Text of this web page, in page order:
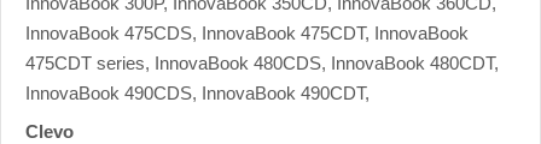
InnovaBook 475CDS, InnovaBook 475CDT, InnovaBook
475CDT series, InnovaBook 480CDS, InnovaBook 480CDT,
InnovaBook 490CDS, InnovaBook 490CDT,
Clevo